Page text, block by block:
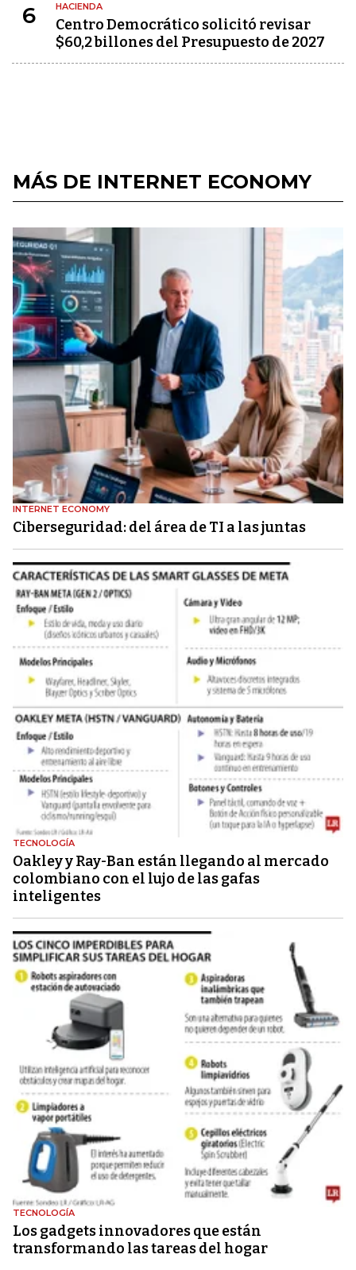
6 HACIENDA
Centro Democrático solicitó revisar
$60,2 billones del Presupuesto de 2027
MÁS DE INTERNET ECONOMY
INTERNET ECONOMY
Ciberseguridad: del área de TI a las juntas
TECNOLOGÍA
Oakley y Ray-Ban están llegando al mercado
colombiano con el lujo de las gafas
inteligentes
TECNOLOGÍA
Los gadgets innovadores que están
transformando las tareas del hogar